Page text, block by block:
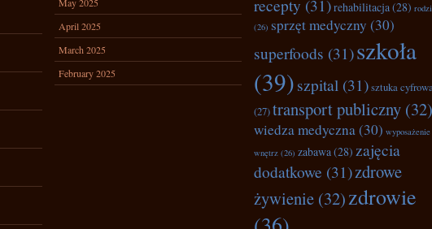
April 2025
March 2025
February 2025
recepty (31)rehabilitacja(28)
(26) sprzęt medyczny (30)
superfoods (31)szkoła
(39)szpital (31)sztuka
(27)transport publiczny (32)
wiedza medyczna(30) wyposażenie
wnętrz (26) zabawa(28) zajęcia
dodatkowe (31)zdrowe
żywienie (32)zdrowie